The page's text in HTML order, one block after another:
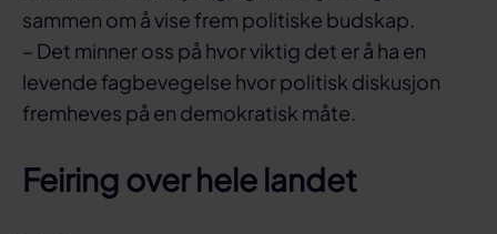
sammen om å vise frem politiske budskap.
– Det minner oss på hvor viktig det er å ha en
levende fagbevegelse hvor politisk diskusjon
fremheves på en demokratisk måte.
Feiring over hele landet